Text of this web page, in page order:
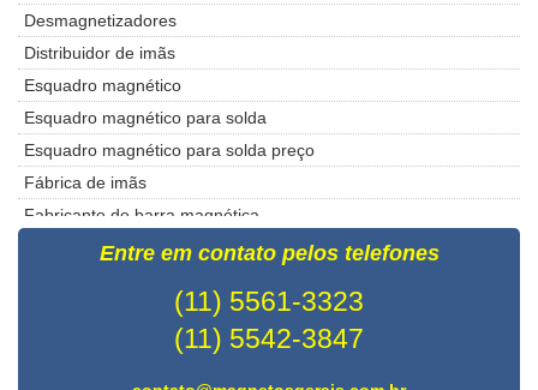
Desmagnetizadores
Distribuidor de imãs
Esquadro magnético
Esquadro magnético para solda
Esquadro magnético para solda preço
Fábrica de imãs
Fabricante de barra magnética
Fabricante de imãs de neodímio
Fixadores magnéticos
Entre em contato pelos telefones
(11) 5561-3323
(11) 5542-3847